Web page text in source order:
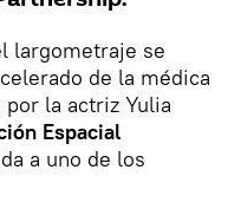
largometraje se
de la médica
la actriz Yulia
Espacial
a uno de los